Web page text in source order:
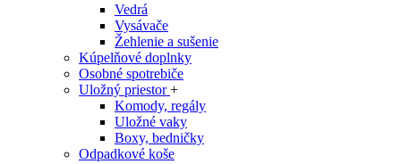
Vedrá
Vysávače
Žehlenie a sušenie
Kúpelňové doplnky
Osobné spotrebiče
Uložný priestor+
Komody, regály
Uložné vaky
Boxy, bedničky
Odpadkové koše